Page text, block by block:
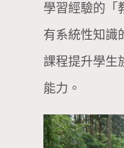
學習經驗的「
有系統性知識
課程提升學生
能力。